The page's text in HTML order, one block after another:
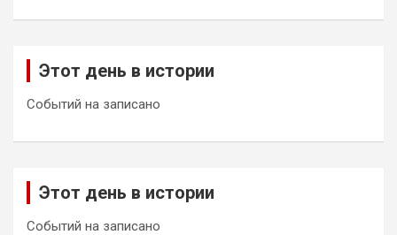
Этот день в истории
Событий на записано
Этот день в истории
Событий на записано